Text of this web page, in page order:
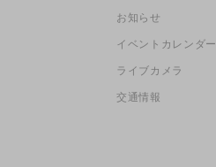
お知らせ
イベントカレンダー
ライブカメラ
交通情報